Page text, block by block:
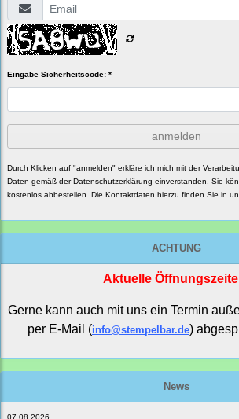
Eingabe Sicherheitscode: *
anmelden
Durch Klicken auf "anmelden" erkläre ich mich mit der
Daten gemäß der Datenschutzerklärung einverstanden. Sie
kostenlos abbestellen. Die Kontaktdaten hierzu finden Sie in
ACHTUNG
Aktuelle
Gerne kann auch mit uns ein Termin
per E-Mail (info@stempelbar.de)
News